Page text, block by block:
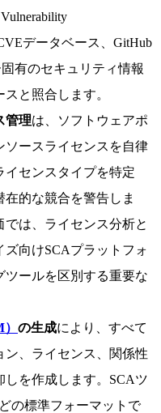
データベース、GitHub
固有のセキュリティ情報
と照合します。
管理は、ソフトウェアポ
ソースライセンスを自律
イセンスタイプを特定
的な競合を警告しま
は、ライセンス分析と
向けSCAプラットフォ
ツールを区別する重要な
の生成により、すべて
、ライセンス、関係性
しを作成します。SCAツ
の標準フォーマットで